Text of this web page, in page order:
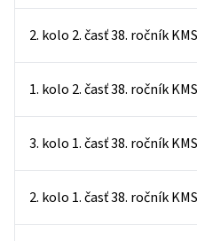
2. kolo 2. časť 38. ročník KMS
1. kolo 2. časť 38. ročník KMS
3. kolo 1. časť 38. ročník KMS
2. kolo 1. časť 38. ročník KMS